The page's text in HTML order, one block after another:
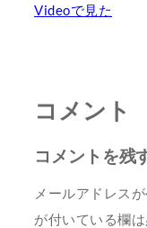
Videoで見た
コメント
コメントを残
メールアドレス
が付いている欄